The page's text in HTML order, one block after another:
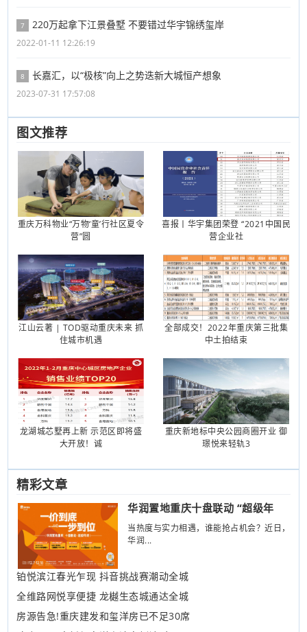
7 220万起拿下江景叠墅 不要错过华宇锦绣玺岸
2022-01-11 12:26:19
8 长嘉汇，以“极核”向上之势迭新大城恒产想象
2023-07-31 17:57:08
图文推荐
重庆万科物业“万物‘童’行社区夏令
营”圆
喜报丨华宇集团荣登 “2021中国民
营企业社
江山云著 | TOD驱动重庆未来 抓
住城市机遇
全部成交！2022年重庆第三批集
中土拍结束
龙湖城芯墅再上新 示范区即将盛
大开放！诚
重庆新地标中央公园商圈开业 御
璟悦来轻轨3
精彩文章
华润置地重庆十盘联动 “超级年
当热度与实力相遇，谁能抢占机会？近日，
华润...
铂悦滨江春光乍现 抖音挑战赛潮动全城
全维路网悦享便捷 龙樾生态城通达全城
房源告急!重庆建发和玺洋房已不足30席